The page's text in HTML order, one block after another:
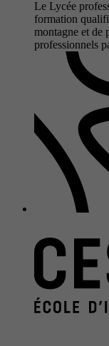
Le Lycée
formation
montagne et de
professionnels